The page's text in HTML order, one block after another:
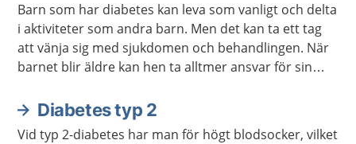
Barn som har diabetes kan leva som vanligt och delta
i aktiviteter som andra barn. Men det kan ta ett tag
att vänja sig med sjukdomen och behandlingen. När
barnet blir äldre kan hen ta alltmer ansvar för sin
Diabetes typ 2
Vid typ 2-diabetes har man för högt blodsocker, vilket